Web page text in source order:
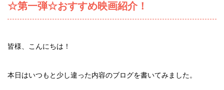
☆第一弾☆おすすめ映画紹介！
皆様、こんにちは！
本日はいつもと少し違った内容のブログを書いてみました。